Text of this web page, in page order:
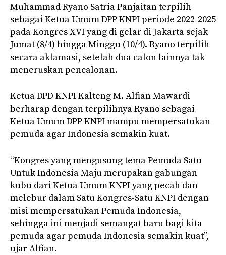
Muhammad Ryano Satria Panjaitan terpilih
sebagai Ketua Umum DPP KNPI periode 2022-2025
pada Kongres XVI yang di gelar di Jakarta sejak
Jumat (8/4) hingga Minggu (10/4). Ryano terpilih
secara aklamasi, setelah dua calon lainnya tak
meneruskan pencalonan.
Ketua DPD KNPI Kalteng M. Alfian Mawardi
berharap dengan terpilihnya Ryano sebagai
Ketua Umum DPP KNPI mampu mempersatukan
pemuda agar Indonesia semakin kuat.
“Kongres yang mengusung tema Pemuda Satu
Untuk Indonesia Maju merupakan gabungan
kubu dari Ketua Umum KNPI yang pecah dan
melebur dalam Satu Kongres-Satu KNPI dengan
misi mempersatukan Pemuda Indonesia,
sehingga ini menjadi semangat baru bagi kita
pemuda agar pemuda Indonesia semakin kuat”,
ujar Alfian.